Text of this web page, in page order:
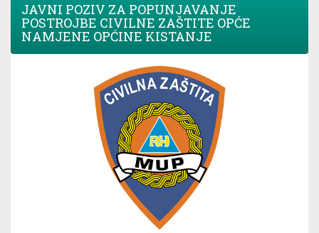
JAVNI POZIV ZA POPUNJAVANJE
POSTROJBE CIVILNE ZAŠTITE OPĆE
NAMJENE OPĆINE KISTANJE